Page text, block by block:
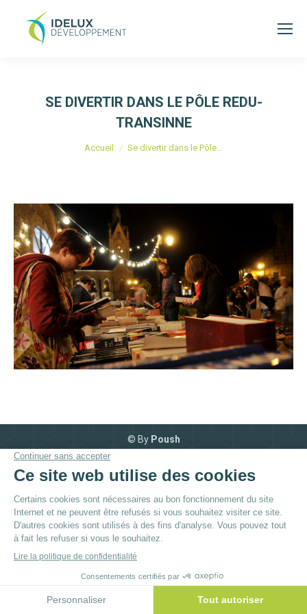
SE DIVERTIR DANS LE PÔLE REDU-
TRANSINNE
Vous êtes ici :
Accueil Se divertir dans le Pôle…
© By Poush